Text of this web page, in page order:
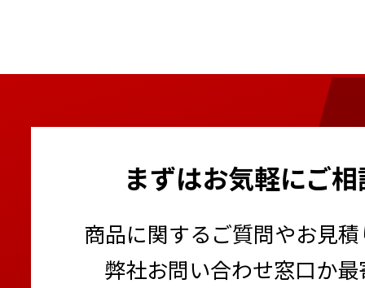
まずはお気軽にご
商品に関するご質問やお見
弊社お問い合わせ窓口か